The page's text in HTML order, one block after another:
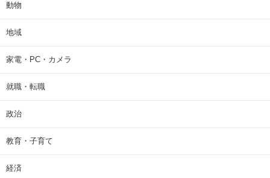
動物
地域
家電・PC・カメラ
就職・転職
政治
教育・子育て
経済